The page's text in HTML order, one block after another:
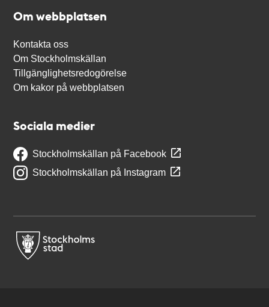
Om webbplatsen
Kontakta oss
Om Stockholmskällan
Tillgänglighetsredogörelse
Om kakor på webbplatsen
Sociala medier
Stockholmskällan på Facebook
Stockholmskällan på Instagram